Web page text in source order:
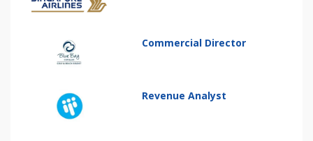
Commercial Director
Revenue Analyst